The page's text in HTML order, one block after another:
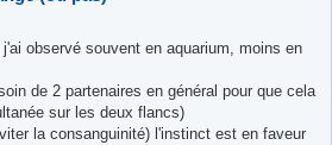
observé souvent en aquarium, moins en
de 2 partenaires en général pour que cela
sur les deux flancs)
la consanguinité) l'instinct est en faveur